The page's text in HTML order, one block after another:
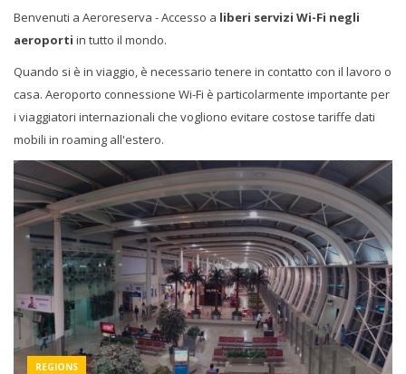
Benvenuti a Aeroreserva - Accesso a liberi servizi Wi-Fi negli
aeroporti in tutto il mondo.
Quando si è in viaggio, è necessario tenere in contatto con il lavoro o
casa. Aeroporto connessione Wi-Fi è particolarmente importante per
i viaggiatori internazionali che vogliono evitare costose tariffe dati
mobili in roaming all'estero.
REGIONS